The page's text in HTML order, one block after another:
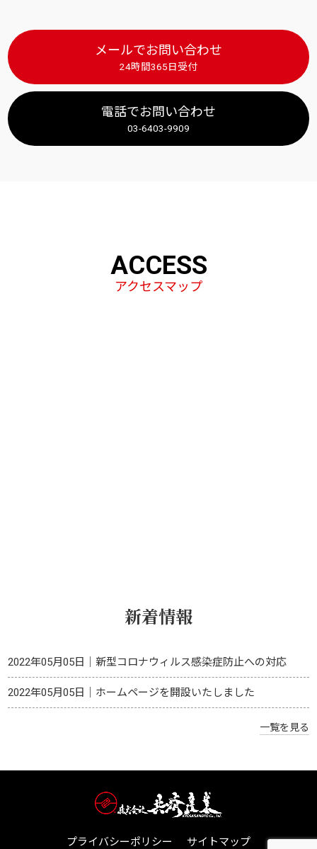
メールでお問い合わせ
24時間365日受付
電話でお問い合わせ
03-6403-9909
ACCESS
アクセスマップ
新着情報
2022年05月05日 ｜新型コロナウィルス感染症防止への対応
2022年05月05日 ホームページを開設いたしました
一覧を見る
プライバシーポリシー サイトマップ